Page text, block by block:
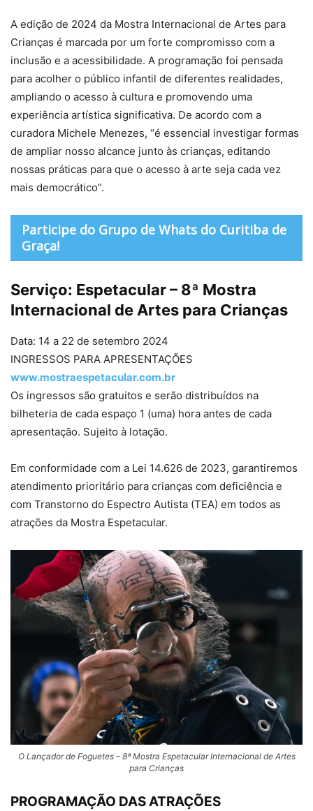
A edição de 2024 da Mostra Internacional de Artes para
Crianças é marcada por um forte compromisso com a
inclusão e a acessibilidade. A programação foi pensada
para acolher o público infantil de diferentes realidades,
ampliando o acesso à cultura e promovendo uma
experiência artística significativa. De acordo com a
curadora Michele Menezes, “é essencial investigar formas
de ampliar nosso alcance junto às crianças, editando
nossas práticas para que o acesso à arte seja cada vez
mais democrático”.
Participe do Grupo de Whats do Curitiba de
Graça!
Serviço: Espetacular – 8ª Mostra
Internacional de Artes para Crianças
Data: 14 a 22 de setembro 2024
INGRESSOS PARA APRESENTAÇÕES
www.mostraespetacular.com.br
Os ingressos são gratuitos e serão distribuídos na
bilheteria de cada espaço 1 (uma) hora antes de cada
apresentação. Sujeito à lotação.
Em conformidade com a Lei 14.626 de 2023, garantiremos
atendimento prioritário para crianças com deficiência e
com Transtorno do Espectro Autista (TEA) em todos as
atrações da Mostra Espetacular.
O Lançador de Foguetes – 8ª Mostra Espetacular Internacional de Artes
para Crianças
PROGRAMAÇÃO DAS ATRAÇÕES